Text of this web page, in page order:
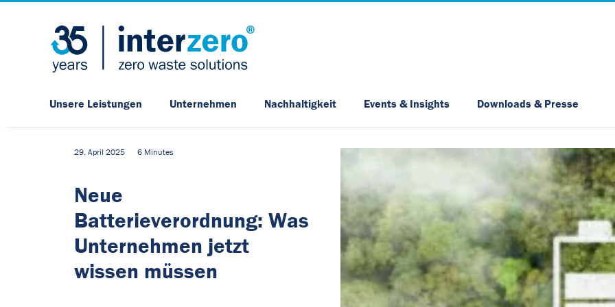
Unsere Leistungen Unternehmen Nachhaltigkeit Events & Insights Downloads & Presse
29. April 2025 6 Minutes
Neue
Batterieverordnung: Was
Unternehmen jetzt
wissen müssen